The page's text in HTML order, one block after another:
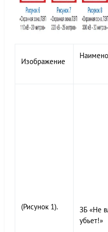
Изображение
(Рисунок 1).
ЗБ «Не
убьет!»